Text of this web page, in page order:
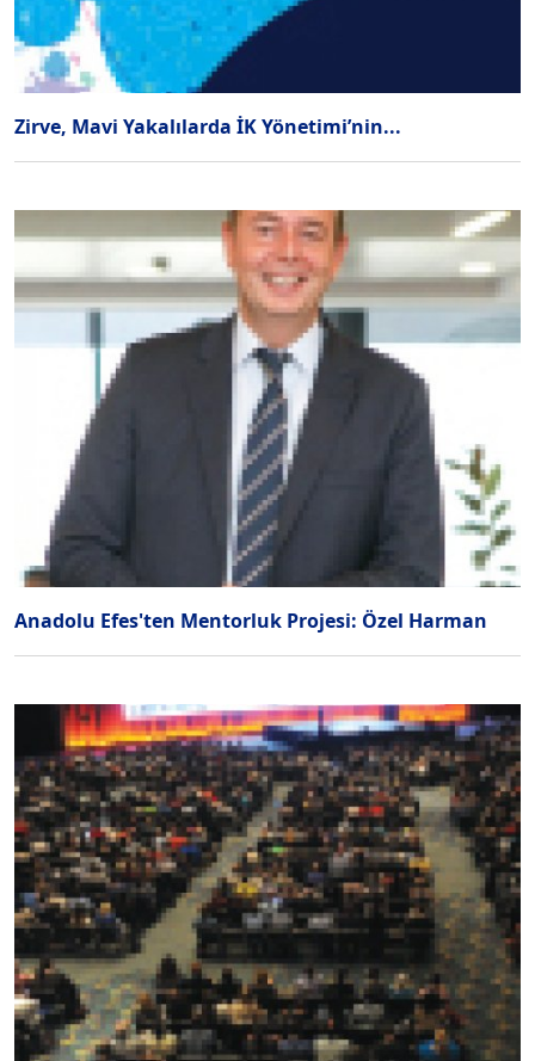
Zirve, Mavi Yakalılarda İK Yönetimi’nin...
Anadolu Efes'ten Mentorluk Projesi: Özel Harman